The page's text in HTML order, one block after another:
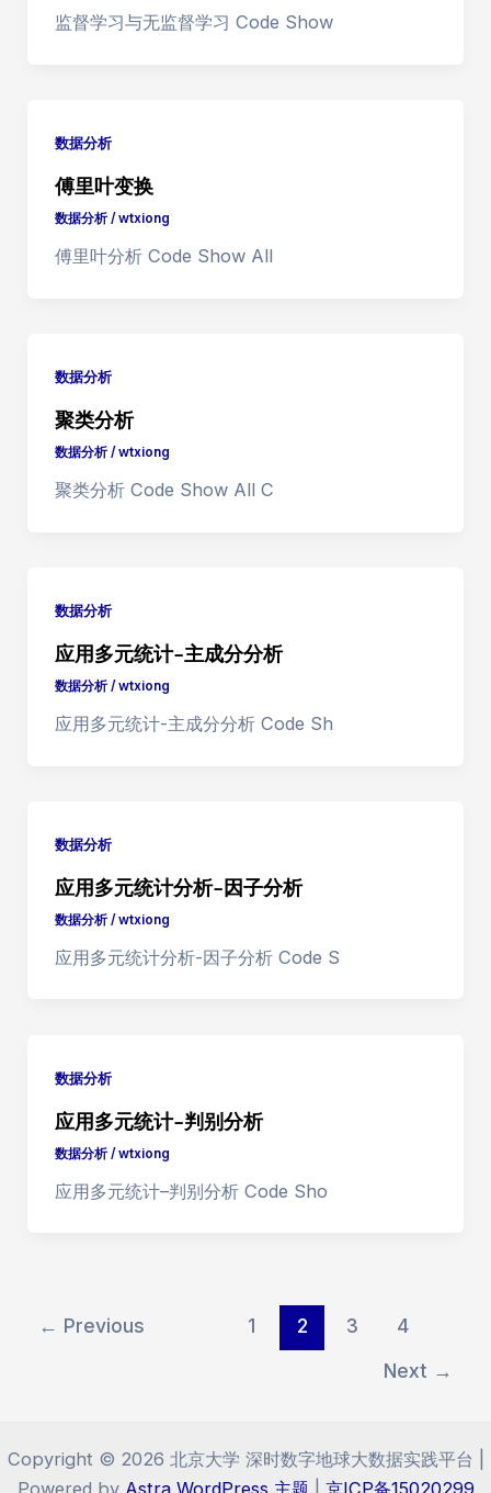
监督学习与无监督学习 Code Show
数据分析
傅里叶变换
数据分析/ wtxiong
傅里叶分析 Code Show All
数据分析
聚类分析
数据分析/ wtxiong
聚类分析 Code Show All C
数据分析
应用多元统计-主成分分析
数据分析/ wtxiong
应用多元统计-主成分分析 Code Sh
数据分析
应用多元统计分析-因子分析
数据分析/ wtxiong
应用多元统计分析-因子分析 Code S
数据分析
应用多元统计-判别分析
数据分析/ wtxiong
应用多元统计–判别分析 Code Sho
← Previous 1 2 3
4
Next →
Copyright © 2026 北京大学 深时数字地球大数据实践平台 |